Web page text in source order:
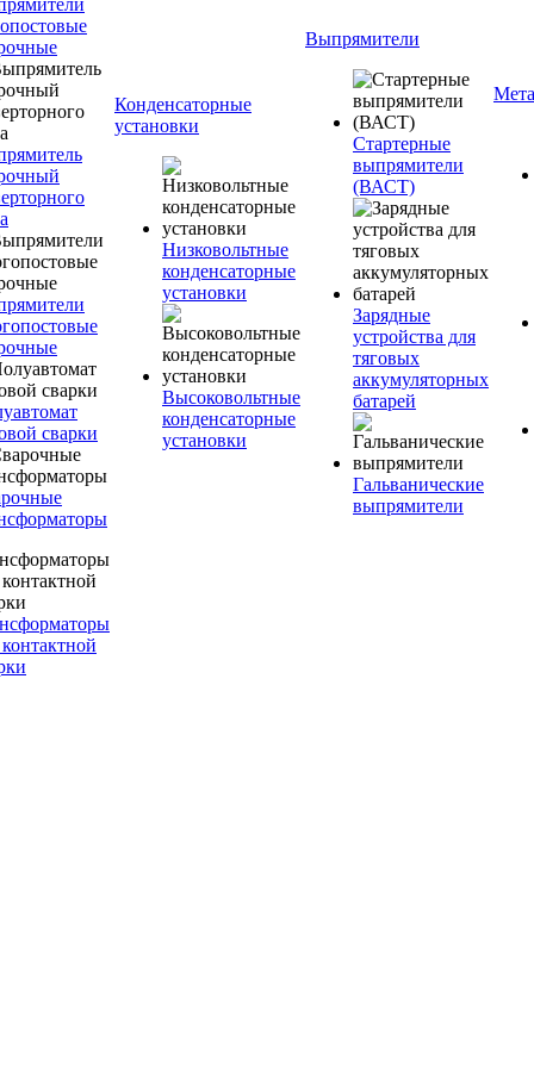
сварки
Конденсаторные
установки
Низковольтные
конденсаторные
установки
Высоковольтные
конденсаторные
установки
Выпрямители
Стартерные
выпрямители
(ВАСТ)
Зарядные
устройства для
тяговых
аккумуляторных
батарей
Гальванические
выпрямители